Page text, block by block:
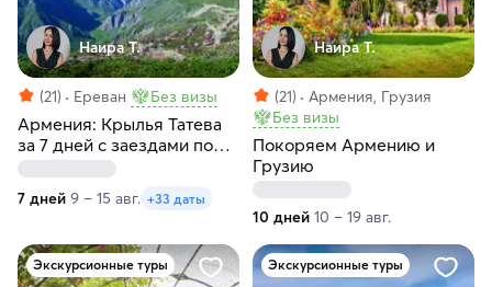
Наира Т.
(21) Ереван Без визы
Армения: Крылья Татева
за 7 дней с заездами по
воскресеньям
7 дней 9 – 15 авг. +33 даты
Наира Т.
(21)
Армения, Грузия
Без визы
Покоряем Армению и
Грузию
10 дней 10 – 19 авг.
Экскурсионные туры Экскурсионные туры